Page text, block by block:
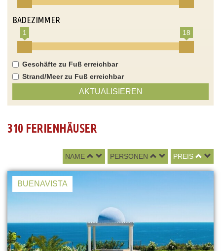
BADEZIMMER
1 18
Geschäfte zu Fuß erreichbar
Strand/Meer zu Fuß erreichbar
AKTUALISIEREN
310 FERIENHÄUSER
NAME PERSONEN PREIS
BUENAVISTA